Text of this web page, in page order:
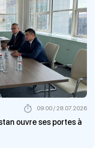
ouvre ses portes à
09:00 / 28.07.2026